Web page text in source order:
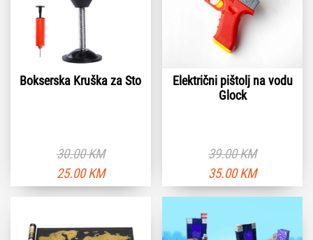
Bokserska Kruška za Sto
30.00KM
Originalna
cena
bila:
25.00KM
25.00 KM.
Električni pištolj na vodu
Glock
39.00KM
Originalna
cena
bila:
35.00KM